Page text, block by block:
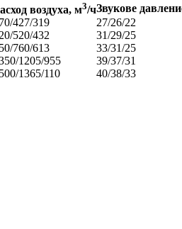
воздуха, м3/чЗвукове
427/319 27/26/22
520/432 31/29/25
760/613 33/31/25
1205/955 39/37/31
1365/110 40/38/33